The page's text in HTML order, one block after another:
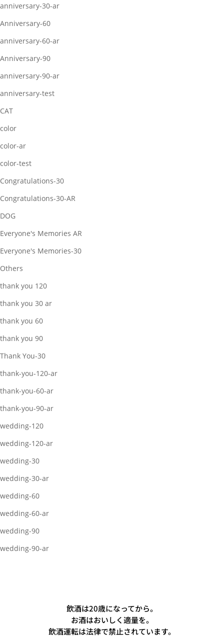
anniversary-30-ar
Anniversary-60
anniversary-60-ar
Anniversary-90
anniversary-90-ar
anniversary-test
CAT
color
color-ar
color-test
Congratulations-30
Congratulations-30-AR
DOG
Everyone's Memories AR
Everyone's Memories-30
Others
thank you 120
thank you 30 ar
thank you 60
thank you 90
Thank You-30
thank-you-120-ar
thank-you-60-ar
thank-you-90-ar
wedding-120
wedding-120-ar
wedding-30
wedding-30-ar
wedding-60
wedding-60-ar
wedding-90
wedding-90-ar
飲酒は20歳になってから。
お酒はおいしく適量を。
飲酒運転は法律で禁止されています。